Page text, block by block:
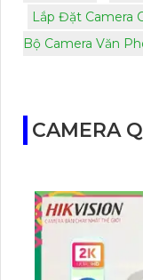
Lắp Đặt Camera
Bộ Camera Văn
CAMERA